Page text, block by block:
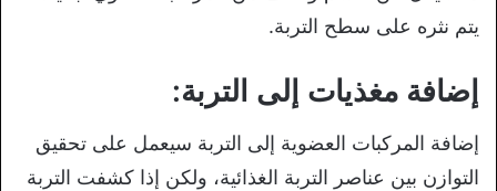
يتم نثره على سطح التربة.
إضافة مغذيات إلى التربة:
إضافة المركبات العضوية إلى التربة سيعمل على تحقيق
التوازن بين عناصر التربة الغذائية، ولكن إذا كشفت التربة